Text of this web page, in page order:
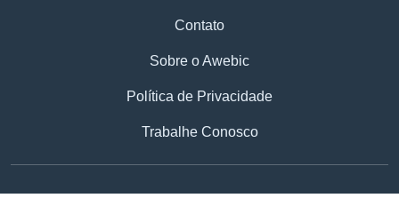
Contato
Sobre o Awebic
Política de Privacidade
Trabalhe Conosco